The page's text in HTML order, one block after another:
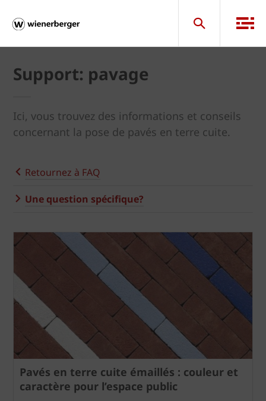
Support: pavage
Ici, vous trouvez des informations et conseils
concernant la pose de pavés en terre cuite.
Retournez à FAQ
Une question spécifique?
Pavés en terre cuite émaillés : couleur et
caractère pour l’espace public